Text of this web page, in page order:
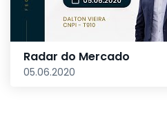
Radar do Mercado
05.06.2020